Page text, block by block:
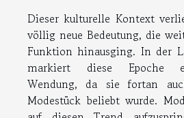
Dieser kulturelle Kontext
völlig neue Bedeutung, die
Funktion hinausging. In der
markiert diese Epoche
Wendung, da sie fortan
Modestück beliebt wurde.